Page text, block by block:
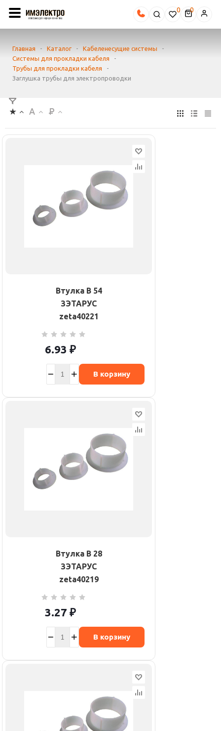
0
Главная - Каталог - Кабеленесущие системы
-
Системы для прокладки кабеля
-
Трубы для прокладки кабеля
-
Заглушка трубы для электропроводки
Втулка В 54
ЗЭТАРУС
zeta40221
6.93 ₽
В корзину
Втулка В 28
ЗЭТАРУС
zeta40219
3.27 ₽
В корзину